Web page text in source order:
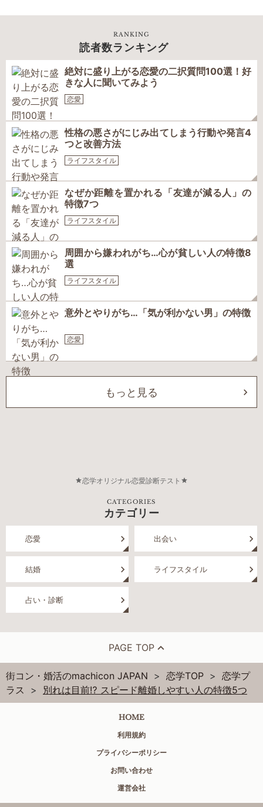
RANKING
読者数ランキング
絶対に盛り上がる恋愛の二択質問100選！好
きな人に聞いてみよう
恋愛
性格の悪さがにじみ出てしまう行動や発言4
つと改善方法
ライフスタイル
なぜか距離を置かれる「友達が減る人」の
特徴7つ
ライフスタイル
周囲から嫌われがち…心が貧しい人の特徴8
選
ライフスタイル
意外とやりがち…「気が利かない男」の特徴
恋愛
もっと見る
恋学オリジナル恋愛診断テスト
CATEGORIES
カテゴリー
恋愛 出会い
結婚 ライフスタイル
占い・診断
PAGE TOP
街コン・婚活のmachicon JAPAN 恋学TOP
恋学プ
ラス
別れは目前⁉ スピード離婚しやすい人の特徴5つ
HOME
利用規約
プライバシーポリシー
お問い合わせ
運営会社